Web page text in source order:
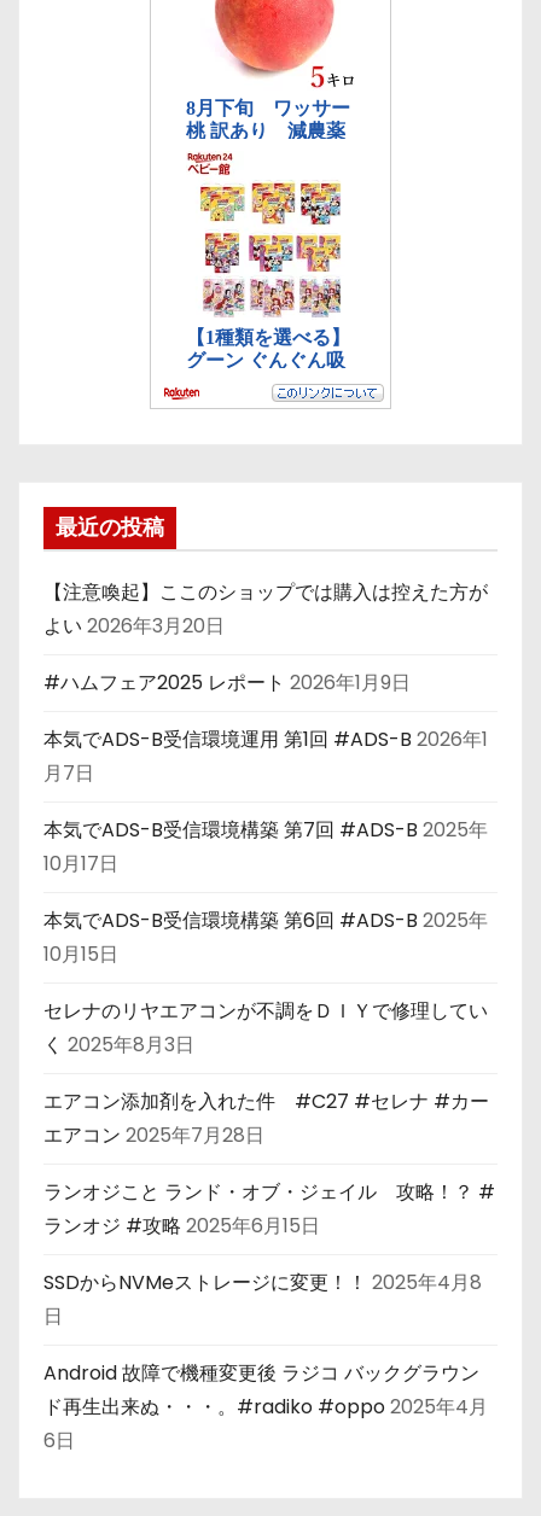
最近の投稿
【注意喚起】ここのショップでは購入は控えた方が
よい 2026年3月20日
#ハムフェア2025 レポート 2026年1月9日
本気でADS-B受信環境運用 第1回 #ADS-B 2026年1
月7日
本気でADS-B受信環境構築 第7回 #ADS-B 2025年
10月17日
本気でADS-B受信環境構築 第6回 #ADS-B 2025年
10月15日
セレナのリヤエアコンが不調をＤＩＹで修理してい
く 2025年8月3日
エアコン添加剤を入れた件 #C27 #セレナ #カー
エアコン 2025年7月28日
ランオジこと ランド・オブ・ジェイル 攻略！？ #
ランオジ #攻略 2025年6月15日
SSDからNVMeストレージに変更！！ 2025年4月8
日
Android 故障で機種変更後 ラジコ バックグラウン
ド再生出来ぬ・・・。#radiko #oppo2025年4月
6日